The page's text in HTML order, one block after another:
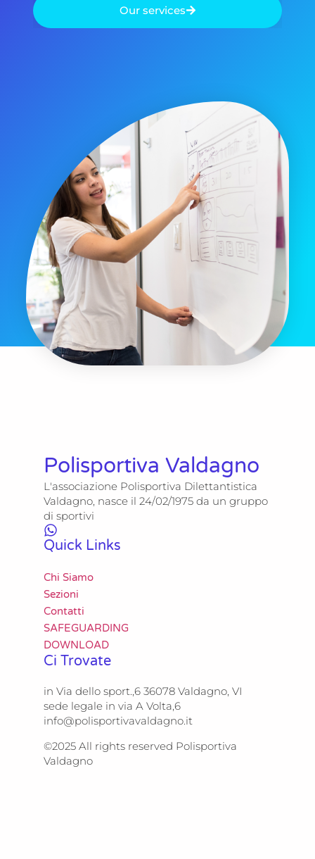
Our services
Polisportiva Valdagno
L'associazione Polisportiva Dilettantistica
Valdagno, nasce il 24/02/1975 da un gruppo
di sportivi
Quick Links
Chi Siamo
Sezioni
Contatti
SAFEGUARDING
DOWNLOAD
Ci Trovate
in Via dello sport.,6 36078 Valdagno, VI
sede legale in via A Volta,6
info@polisportivavaldagno.it
©2025 All rights reserved Polisportiva
Valdagno